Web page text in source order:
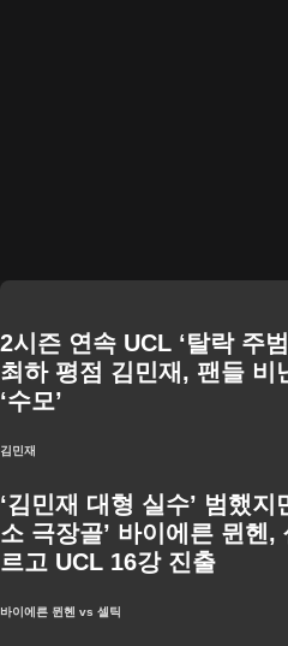
2시즌 연속 UCL ‘탈락 주
최하 평점 김민재, 팬들 비
‘수모’
김민재
‘김민재 대형 실수’ 범했
소 극장골’ 바이에른 뮌헨,
르고 UCL 16강 진출
바이에른 뮌헨 vs 셀틱